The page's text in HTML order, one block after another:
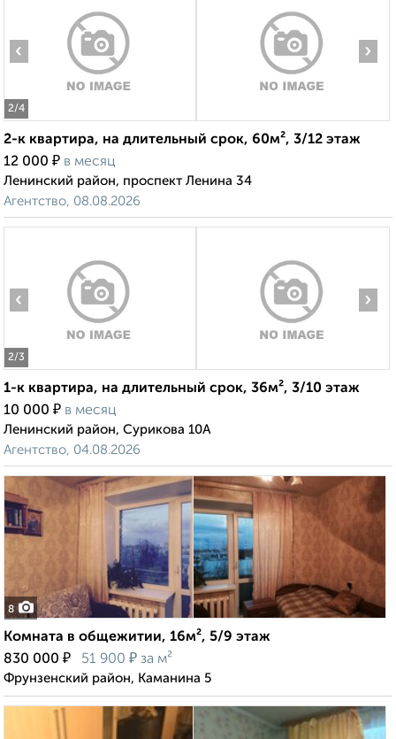
2/4
‹ ›
2-к квартира, на длительный срок, 60м², 3/12 этаж
12 000 ₽ в месяц
Ленинский район, проспект Ленина 34
Агентство, 08.08.2026
2/3
‹ ›
1-к квартира, на длительный срок, 36м², 3/10 этаж
10 000 ₽ в месяц
Ленинский район, Сурикова 10А
Агентство, 04.08.2026
8
Комната в общежитии, 16м², 5/9 этаж
830 000 ₽ 51 900 ₽ за м²
Фрунзенский район, Каманина 5